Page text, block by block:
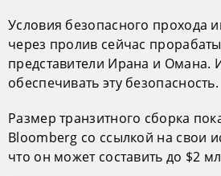
Условия безопасного прохода
через пролив сейчас
представители Ирана и Омана.
обеспечивать эту безопасность.
Размер транзитного сборка
Bloomberg со ссылкой на свои
что он может составить до $2